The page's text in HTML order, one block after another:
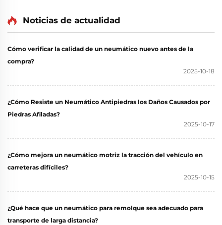
Noticias de actualidad
Cómo verificar la calidad de un neumático nuevo antes de la
compra?
2025-10-18
¿Cómo Resiste un Neumático Antipiedras los Daños Causados por
Piedras Afiladas?
2025-10-17
¿Cómo mejora un neumático motriz la tracción del vehículo en
carreteras difíciles?
2025-10-15
¿Qué hace que un neumático para remolque sea adecuado para
transporte de larga distancia?